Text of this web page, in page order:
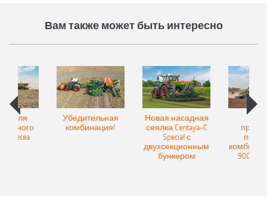
Вам также может быть интересно
для
точного
Precea
Убедительная
комбинация!
Новая насадная
сеялка Centaya-C
Special с
двухсекционным
бункером
9004-